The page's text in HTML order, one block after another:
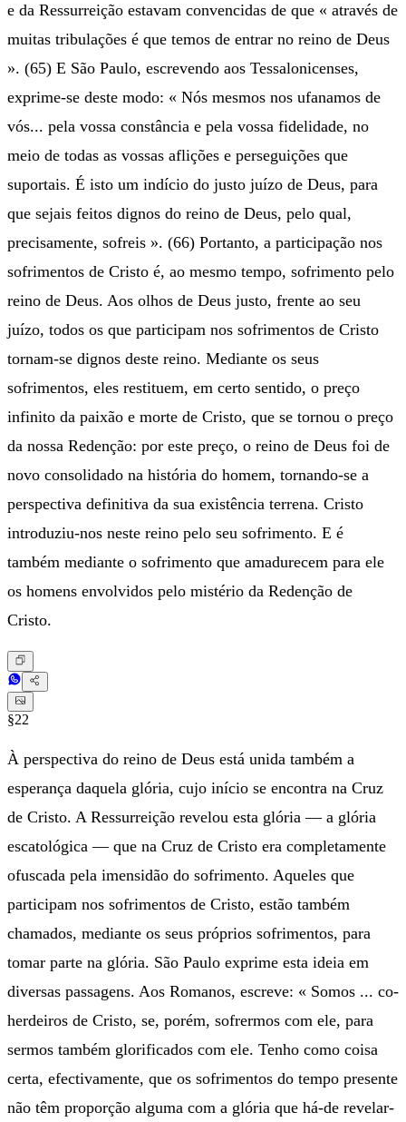
e da Ressurreição estavam convencidas de que « através de
muitas tribulações é que temos de entrar no reino de Deus
». (65) E São Paulo, escrevendo aos Tessalonicenses,
exprime-se deste modo: « Nós mesmos nos ufanamos de
vós... pela vossa constância e pela vossa fidelidade, no
meio de todas as vossas aflições e perseguições que
suportais. É isto um indício do justo juízo de Deus, para
que sejais feitos dignos do reino de Deus, pelo qual,
precisamente, sofreis ». (66) Portanto, a participação nos
sofrimentos de Cristo é, ao mesmo tempo, sofrimento pelo
reino de Deus. Aos olhos de Deus justo, frente ao seu
juízo, todos os que participam nos sofrimentos de Cristo
tornam-se dignos deste reino. Mediante os seus
sofrimentos, eles restituem, em certo sentido, o preço
infinito da paixão e morte de Cristo, que se tornou o preço
da nossa Redenção: por este preço, o reino de Deus foi de
novo consolidado na história do homem, tornando-se a
perspectiva definitiva da sua existência terrena. Cristo
introduziu-nos neste reino pelo seu sofrimento. E é
também mediante o sofrimento que amadurecem para ele
os homens envolvidos pelo mistério da Redenção de
Cristo.
§22
À perspectiva do reino de Deus está unida também a
esperança daquela glória, cujo início se encontra na Cruz
de Cristo. A Ressurreição revelou esta glória — a glória
escatológica — que na Cruz de Cristo era completamente
ofuscada pela imensidão do sofrimento. Aqueles que
participam nos sofrimentos de Cristo, estão também
chamados, mediante os seus próprios sofrimentos, para
tomar parte na glória. São Paulo exprime esta ideia em
diversas passagens. Aos Romanos, escreve: « Somos ... co-
herdeiros de Cristo, se, porém, sofrermos com ele, para
sermos também glorificados com ele. Tenho como coisa
certa, efectivamente, que os sofrimentos do tempo presente
não têm proporção alguma com a glória que há-de revelar-